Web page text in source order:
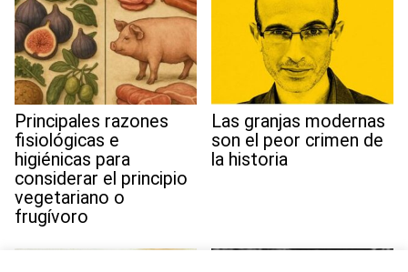
Principales razones
fisiológicas e
higiénicas para
considerar el principio
vegetariano o
frugívoro
Las granjas modernas
son el peor crimen de
la historia